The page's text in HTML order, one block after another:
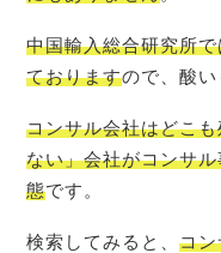
中国輸入総合研究所
ておりますので、酸い
コンサル会社はどこ
ない」会社がコンサ
態です。
検索してみると、コ